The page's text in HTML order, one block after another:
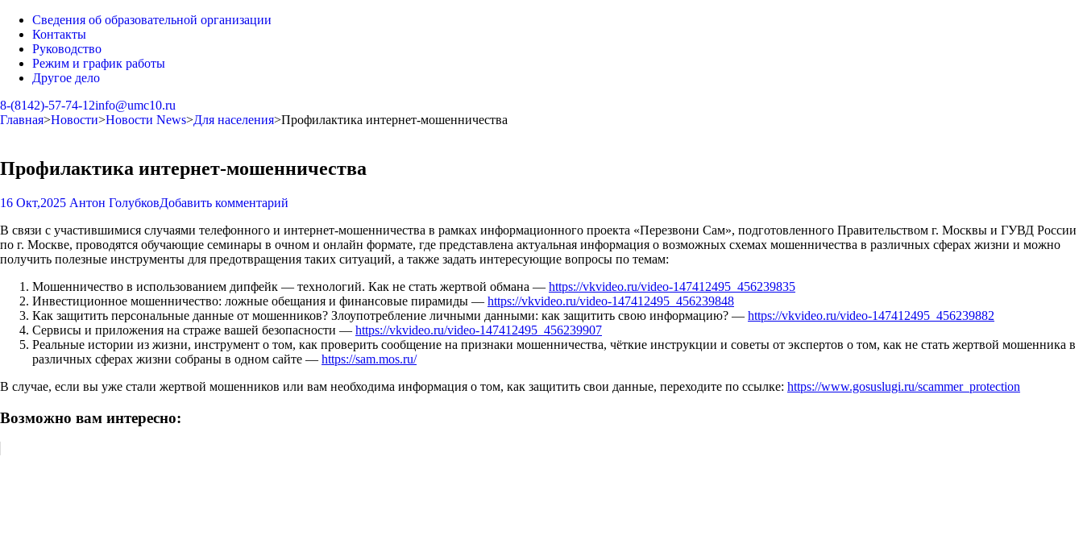
Сведения об образовательной организации
Контакты
Руководство
Режим и график работы
Другое дело
8-(8142)-57-74-12info@umc10.ru
Главная>Новости>Новости News>Для населения>Профилактика интернет-мошенничества
Профилактика интернет-мошенничества
16 Окт,2025 Антон ГолубковДобавить комментарий
В связи с участившимися случаями телефонного и интернет-мошенничества в рамках информационного проекта «Перезвони Сам», подготовленного Правительством г. Москвы и ГУВД России
по г. Москве, проводятся обучающие семинары в очном и онлайн формате, где представлена актуальная информация о возможных схемах мошенничества в различных сферах жизни и можно
получить полезные инструменты для предотвращения таких ситуаций, а также задать интересующие вопросы по темам:
Мошенничество в использованием дипфейк — технологий. Как не стать жертвой обмана — https://vkvideo.ru/video-147412495_456239835
Инвестиционное мошенничество: ложные обещания и финансовые пирамиды — https://vkvideo.ru/video-147412495_456239848
Как защитить персональные данные от мошенников? Злоупотребление личными данными: как защитить свою информацию? — https://vkvideo.ru/video-147412495_456239882
Сервисы и приложения на страже вашей безопасности — https://vkvideo.ru/video-147412495_456239907
Реальные истории из жизни, инструмент о том, как проверить сообщение на признаки мошенничества, чёткие инструкции и советы от экспертов о том, как не стать жертвой мошенника в
различных сферах жизни собраны в одном сайте — https://sam.mos.ru/
В случае, если вы уже стали жертвой мошенников или вам необходима информация о том, как защитить свои данные, переходите по ссылке: https://www.gosuslugi.ru/scammer_protection
Возможно вам интересно: